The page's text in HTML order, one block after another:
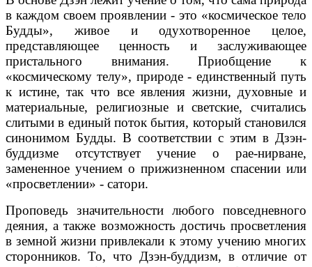
в каждом своем проявлении - это «космическое тело
Будды», живое и одухотворенное целое,
представляющее ценность и заслуживающее
пристального внимания. Приобщение к
«космическому телу», природе - единственный путь
к истине, так что все явления жизни, духовные и
материальные, религиозные и светские, считались
слитыми в единый поток бытия, который становился
синонимом Будды. В соответствии с этим в Дзэн-
буддизме отсутствует учение о рае-нирване,
замененное учением о прижизненном спасении или
«просветлении» - сатори.
Проповедь значительности любого повседневного
деяния, а также возможность достичь просветления
в земной жизни привлекали к этому учению многих
сторонников. То, что Дзэн-буддизм, в отличие от